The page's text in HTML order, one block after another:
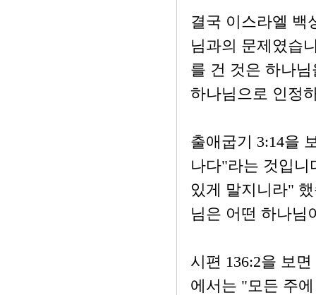
결국 이스라엘 백
님과의 문제였습
를 건 것은 하나
하나님으로 인정
출애굽기 3:14을
나다"라는 것입니
있게 말지니라"
님은 어떤 하나님
시편 136:2을 보
에서는 "모든 주